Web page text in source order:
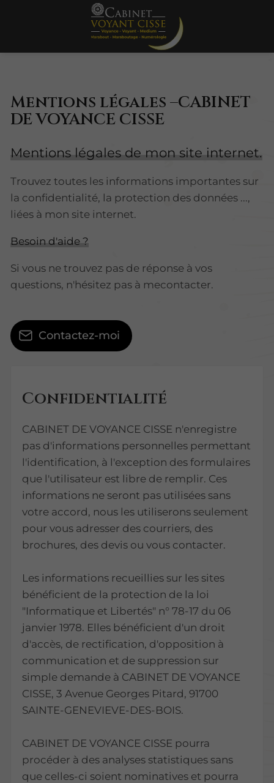
Mentions légales –CABINET
DE VOYANCE CISSE
Mentions légales de mon site internet.
Trouvez toutes les informations importantes sur
la confidentialité, la protection des données ...,
liées à mon site internet.
Besoin d'aide ?
Si vous ne trouvez pas de réponse à vos
questions, n'hésitez pas à mecontacter.
Contactez-moi
Confidentialité
CABINET DE VOYANCE CISSE n'enregistre
pas d'informations personnelles permettant
l'identification, à l'exception des formulaires
que l'utilisateur est libre de remplir. Ces
informations ne seront pas utilisées sans
votre accord, nous les utiliserons seulement
pour vous adresser des courriers, des
brochures, des devis ou vous contacter.
Les informations recueillies sur les sites
bénéficient de la protection de la loi
"Informatique et Libertés" n° 78-17 du 06
janvier 1978. Elles bénéficient d'un droit
d'accès, de rectification, d'opposition à
communication et de suppression sur
simple demande à CABINET DE VOYANCE
CISSE, 3 Avenue Georges Pitard, 91700
SAINTE-GENEVIEVE-DES-BOIS.
CABINET DE VOYANCE CISSE pourra
procéder à des analyses statistiques sans
que celles-ci soient nominatives et pourra